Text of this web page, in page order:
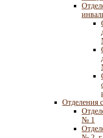
Отделения
№ 1